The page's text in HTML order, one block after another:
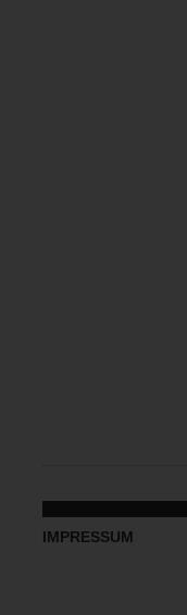
IMPRESSUM